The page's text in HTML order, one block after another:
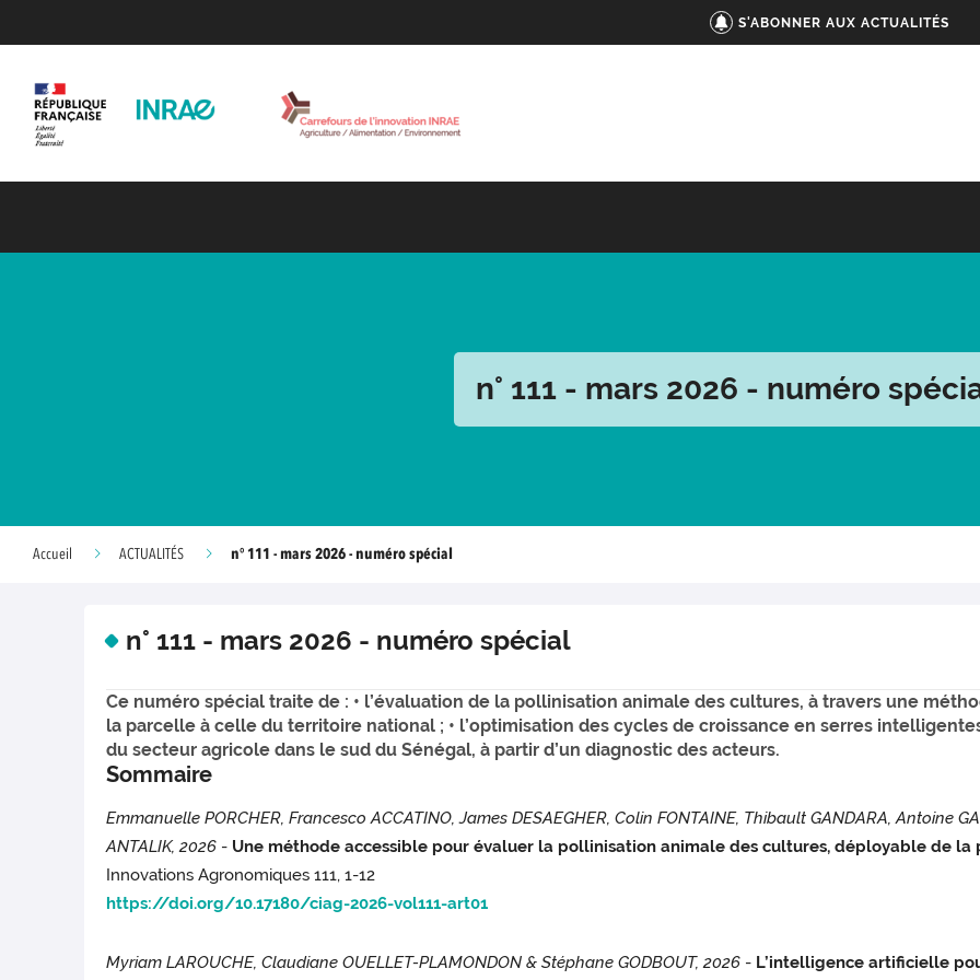
S'ABONNER AUX ACTUALITÉS
n° 111 - mars 2026 - numéro
Accueil ACTUALITÉS n° 111 - mars 2026 - numéro spécial
n° 111 - mars 2026 - numéro spécial
Ce numéro spécial traite de : • l’évaluation de la pollinisation animale des cultures, à travers une
la parcelle à celle du territoire national ; • l’optimisation des cycles de croissance en serres
du secteur agricole dans le sud du Sénégal, à partir d’un diagnostic des acteurs.
Sommaire
Emmanuelle PORCHER, Francesco ACCATINO, James DESAEGHER, Colin FONTAINE, Thibault GANDARA, Antoine
ANTALIK, 2026 - Une méthode accessible pour évaluer la pollinisation animale des cultures, déployable de la
Innovations Agronomiques 111, 1-12
https://doi.org/10.17180/ciag-2026-vol111-art01
Myriam LAROUCHE, Claudiane OUELLET-PLAMONDON & Stéphane GODBOUT, 2026 - L’intelligence artificielle